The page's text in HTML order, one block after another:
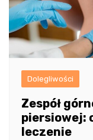
Dolegliwości
Zespół
piersiowej:
leczenie